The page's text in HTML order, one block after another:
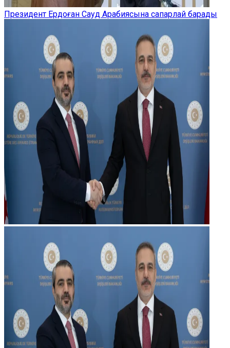
Президент Ердоған Сауд Арабиясына сапарлай барады